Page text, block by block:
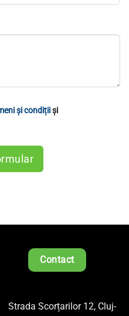
și condițiiși
Contact
Strada Scorțarilor 12, Cluj-